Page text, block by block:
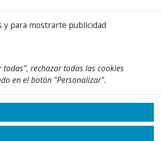
Adjuntos
y para mostrarte publicidad
rechazar todas las cookies
en el botón "Personalizar".